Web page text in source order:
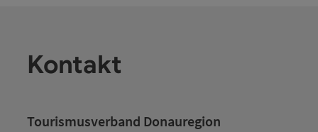
Kontakt
Tourismusverband Donauregion